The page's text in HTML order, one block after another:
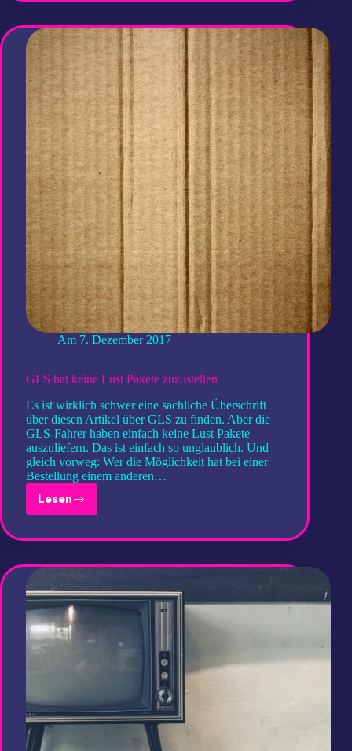
alltagstauglich
sind
die
kabellosen
Kopfhörer?
Am 7. Dezember 2017
GLS hat keine Lust Pakete zuzustellen
Es ist wirklich schwer eine sachliche Überschrift
über diesen Artikel über GLS zu finden. Aber die
GLS-Fahrer haben einfach keine Lust Pakete
auszuliefern. Das ist einfach so unglaublich. Und
gleich vorweg: Wer die Möglichkeit hat bei einer
Bestellung einem anderen…
LesenGLS
hat
Pakete